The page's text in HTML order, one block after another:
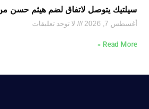
سيلتيك يتوصل لاتفاق لضم هيثم حسن من
أغسطس 7, 2026 لا توجد تعليقات
Read More »